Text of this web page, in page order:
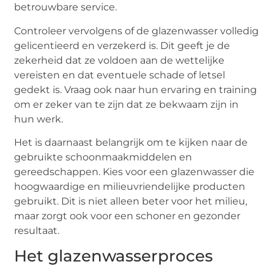
betrouwbare service.
Controleer vervolgens of de glazenwasser volledig
gelicentieerd en verzekerd is. Dit geeft je de
zekerheid dat ze voldoen aan de wettelijke
vereisten en dat eventuele schade of letsel
gedekt is. Vraag ook naar hun ervaring en training
om er zeker van te zijn dat ze bekwaam zijn in
hun werk.
Het is daarnaast belangrijk om te kijken naar de
gebruikte schoonmaakmiddelen en
gereedschappen. Kies voor een glazenwasser die
hoogwaardige en milieuvriendelijke producten
gebruikt. Dit is niet alleen beter voor het milieu,
maar zorgt ook voor een schoner en gezonder
resultaat.
Het glazenwasserproces